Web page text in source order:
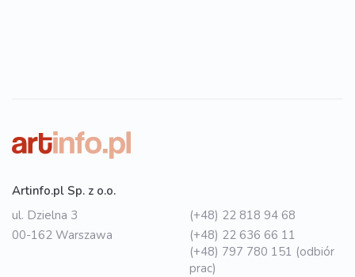
Artinfo.pl Sp. z o.o.
ul. Dzielna 3
00-162 Warszawa
(+48) 22 818 94 68
(+48) 22 636 66 11
(+48) 797 780 151 (odbiór
prac)